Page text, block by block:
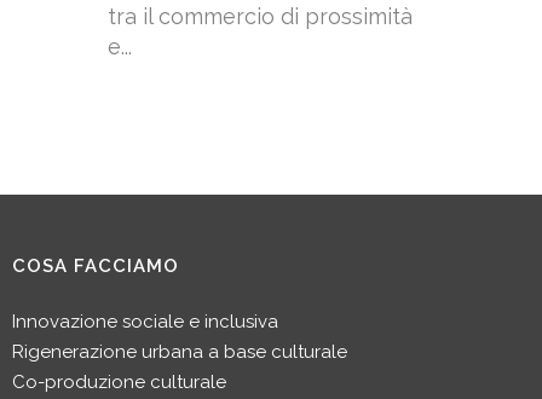
tra il commercio di prossimità
e...
COSA FACCIAMO
Innovazione sociale e inclusiva
Rigenerazione urbana a base culturale
Co-produzione culturale